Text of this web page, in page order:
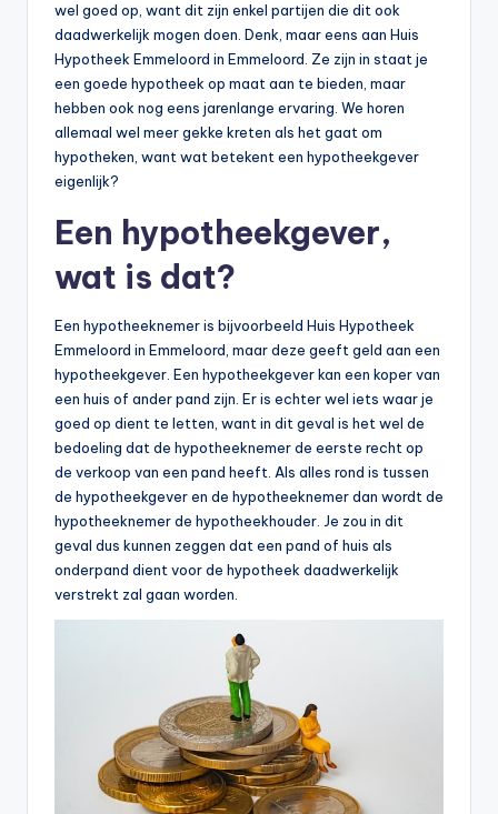
wel goed op, want dit zijn enkel partijen die dit ook
daadwerkelijk mogen doen. Denk, maar eens aan Huis
Hypotheek Emmeloord in Emmeloord. Ze zijn in staat je
een goede hypotheek op maat aan te bieden, maar
hebben ook nog eens jarenlange ervaring. We horen
allemaal wel meer gekke kreten als het gaat om
hypotheken, want wat betekent een hypotheekgever
eigenlijk?
Een hypotheekgever,
wat is dat?
Een hypotheeknemer is bijvoorbeeld Huis Hypotheek
Emmeloord in Emmeloord, maar deze geeft geld aan een
hypotheekgever. Een hypotheekgever kan een koper van
een huis of ander pand zijn. Er is echter wel iets waar je
goed op dient te letten, want in dit geval is het wel de
bedoeling dat de hypotheeknemer de eerste recht op
de verkoop van een pand heeft. Als alles rond is tussen
de hypotheekgever en de hypotheeknemer dan wordt de
hypotheeknemer de hypotheekhouder. Je zou in dit
geval dus kunnen zeggen dat een pand of huis als
onderpand dient voor de hypotheek daadwerkelijk
verstrekt zal gaan worden.